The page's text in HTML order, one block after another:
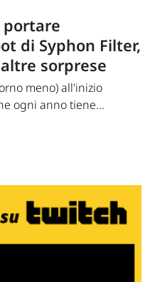
portare
di Syphon Filter,
sorprese
meno) all'inizio
ogni anno tiene...